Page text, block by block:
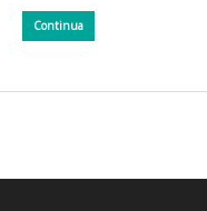
Continua